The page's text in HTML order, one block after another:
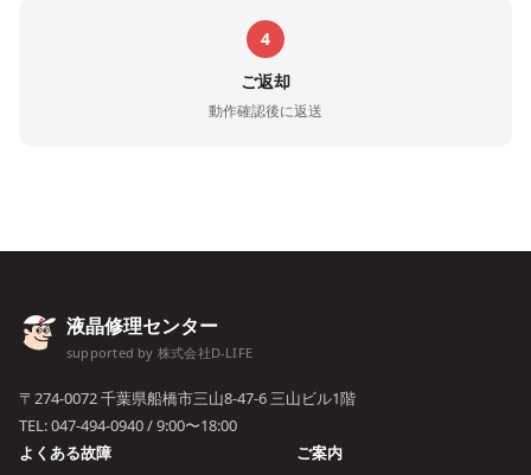
4
ご返却
動作確認後に返送
液晶修理センター
supported by 株式会社D-LIFE
〒274-0072 千葉県船橋市三山8-47-6 三山ビル1階
TEL:047-494-0940/ 9:00〜18:00
よくある故障
ご案内